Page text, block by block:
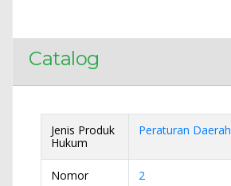
Catalog
Jenis Produk
Hukum
Peraturan Daerah
Nomor 2